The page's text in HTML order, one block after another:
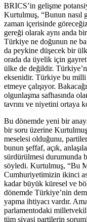
BRICS’in gelişme
Kurtulmuş, “Bunun nasıl
zaman içerisinde
gereği olarak aynı anda
Türkiye ne doğunun ne
da peykine düşecek bir
orada da üyelik için
ülke de değildir.
eksenidir. Türkiye bu milli
etmeye çalışıyor.
olgunlaşma safhasında
tavrını ve niyetini ortaya
Bu dönemde yeni bir
bir soru üzerine
meselesi olduğunu,
bunun şeffaf, açık,
sürdürülmesi durumunda
söyledi. Kurtulmuş, “Bu
Cumhuriyetimizin ikinci
kadar büyük küresel ve
dönemde Türkiye’nin
yapma ihtiyacı vardır.
parlamentodaki
tüm siyasi partilerin